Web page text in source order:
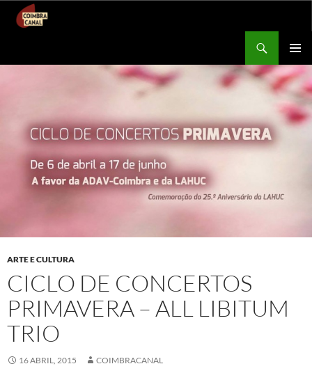
MENU
ARTE E CULTURA
CICLO DE CONCERTOS
PRIMAVERA – ALL LIBITUM
TRIO
16 ABRIL, 2015 COIMBRACANAL